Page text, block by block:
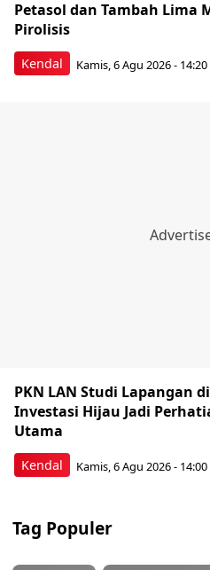
Kendal
Petasol dan Tambah Lima
Pirolisis
Kamis, 6 Agu 2026 - 14:20
Kendal
PKN LAN Studi Lapangan
Investasi Hijau Jadi
Utama
Kamis, 6 Agu 2026 - 14:00
Tag Populer